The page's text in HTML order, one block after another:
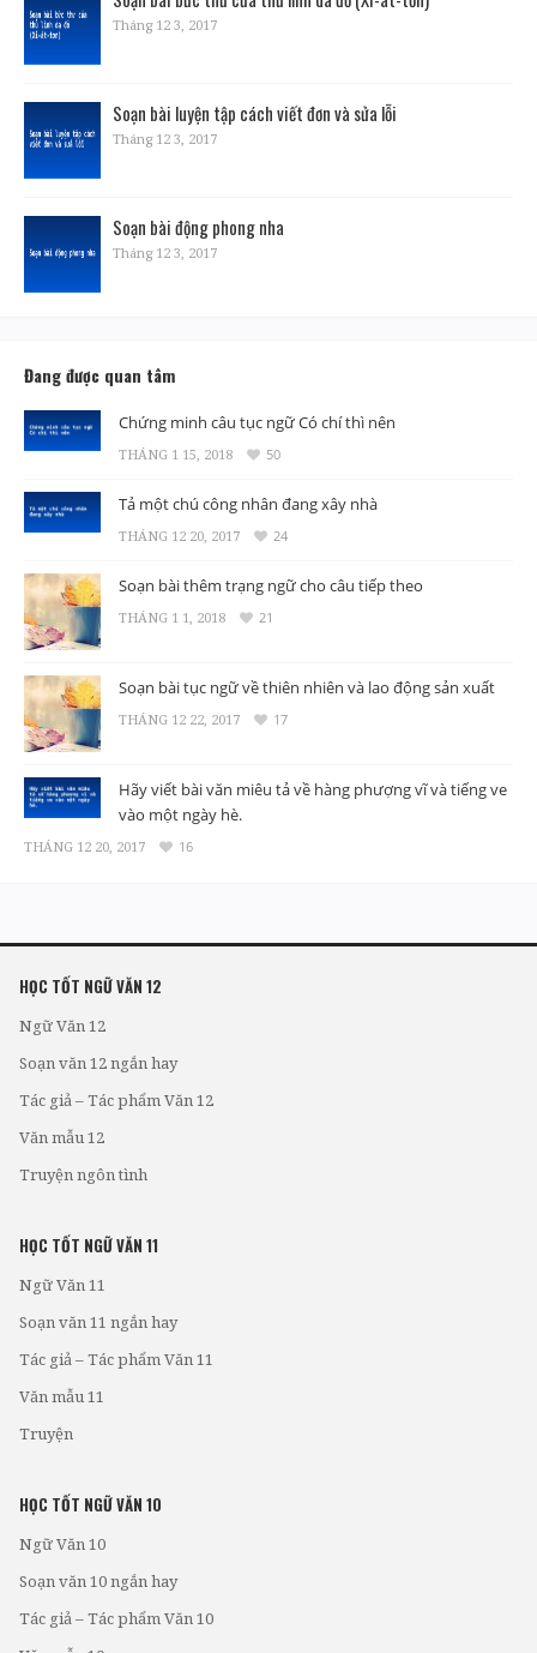
Tháng 12 3, 2017
Soạn bài luyện tập cách viết đơn và sửa lỗi
Tháng 12 3, 2017
Soạn bài động phong nha
Tháng 12 3, 2017
Đang được quan tâm
Chứng minh câu tục ngữ Có chí thì nên
THÁNG 1 15, 2018 50
Tả một chú công nhân đang xây nhà
THÁNG 12 20, 2017 24
Soạn bài thêm trạng ngữ cho câu tiếp theo
THÁNG 1 1, 2018 21
Soạn bài tục ngữ về thiên nhiên và lao động sản xuất
THÁNG 12 22, 2017 17
Hãy viết bài văn miêu tả về hàng phượng vĩ và tiếng ve
vào một ngày hè.
THÁNG 12 20, 2017 16
HỌC TỐT NGỮ VĂN 12
Ngữ Văn 12
Soạn văn 12 ngắn hay
Tác giả – Tác phẩm Văn 12
Văn mẫu 12
Truyện ngôn tình
HỌC TỐT NGỮ VĂN 11
Ngữ Văn 11
Soạn văn 11 ngắn hay
Tác giả – Tác phẩm Văn 11
Văn mẫu 11
Truyện
HỌC TỐT NGỮ VĂN 10
Ngữ Văn 10
Soạn văn 10 ngắn hay
Tác giả – Tác phẩm Văn 10